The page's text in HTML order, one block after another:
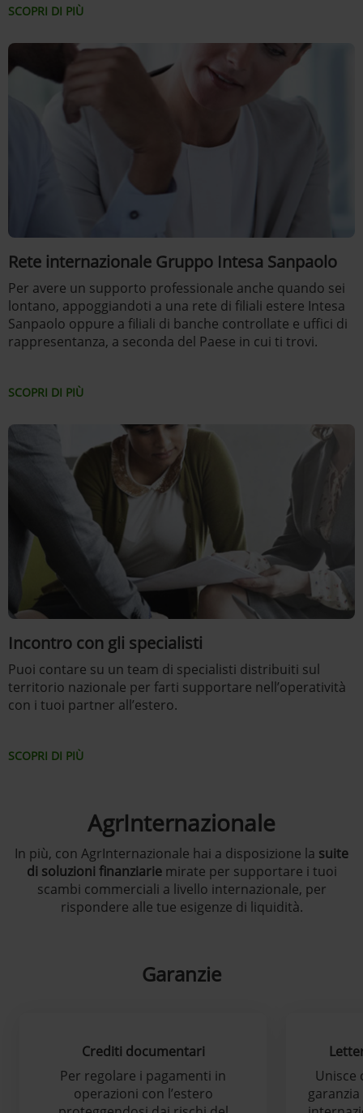
SCOPRI DI PIÙ
Rete internazionale Gruppo Intesa Sanpaolo
Per avere un supporto professionale anche quando sei
lontano, appoggiandoti a una rete di filiali estere Intesa
Sanpaolo oppure a filiali di banche controllate e uffici di
rappresentanza, a seconda del Paese in cui ti trovi.
SCOPRI DI PIÙ
Incontro con gli specialisti
Puoi contare su un team di specialisti distribuiti sul
territorio nazionale per farti supportare nell’operatività
con i tuoi partner all’estero.
SCOPRI DI PIÙ
AgrInternazionale
In più, con AgrInternazionale hai a disposizione la suite
di soluzioni finanziariemirate per supportare i tuoi
scambi commerciali a livello internazionale, per
rispondere alle tue esigenze di liquidità.
Garanzie
Crediti documentari
Per regolare i pagamenti in
operazioni con l’estero
Unisce